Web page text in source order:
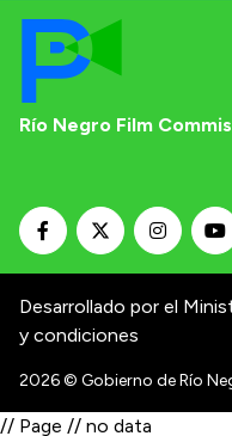
Río Negro Film
Desarrollado por el
y condiciones
2026© Gobierno de Río
// Page // no data